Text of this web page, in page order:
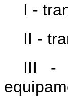
I -
II -
III -